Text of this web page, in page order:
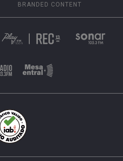
BRANDED CONTENT